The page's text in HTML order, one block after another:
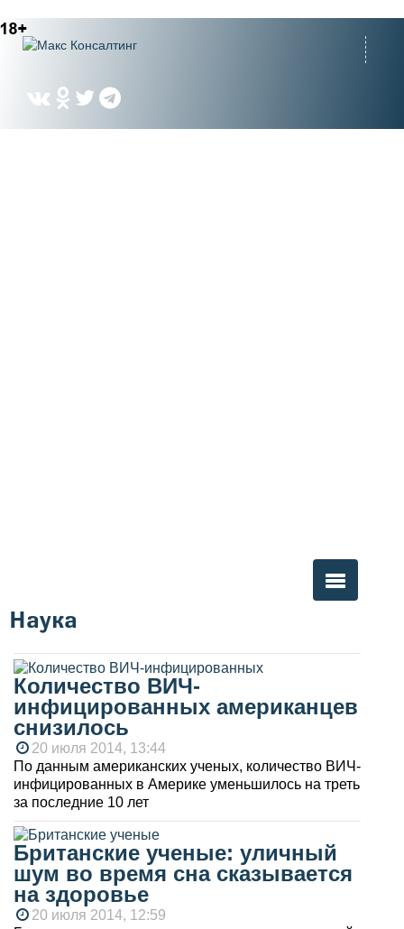
Вы здесь
Наука
Количество ВИЧ-
инфицированных американцев
снизилось
20 июля 2014, 13:44
По данным американских ученых, количество ВИЧ-
инфицированных в Америке уменьшилось на треть
за последние 10 лет
Британские ученые: уличный
шум во время сна сказывается
на здоровье
20 июля 2014, 12:59